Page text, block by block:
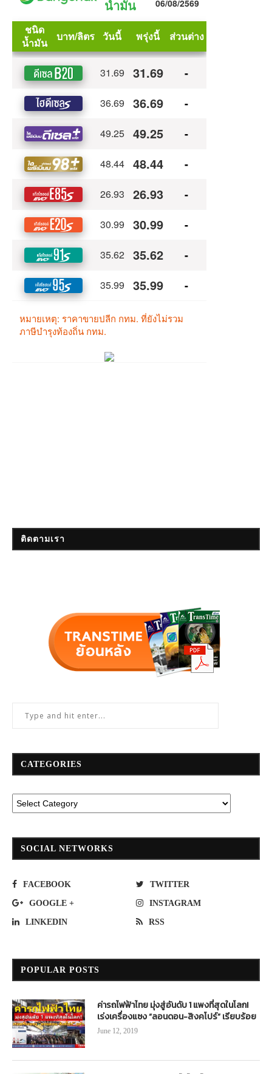
ติดตามเรา
CATEGORIES
SOCIAL NETWORKS
FACEBOOK TWITTER
GOOGLE + INSTAGRAM
LINKEDIN RSS
POPULAR POSTS
ค่ารถไฟฟ้าไทย มุ่งสู่อันดับ 1 แพงที่สุดในโลก!
เร่งเครื่องแซง “ลอนดอน-สิงคโปร์” เรียบร้อย
June 12, 2019